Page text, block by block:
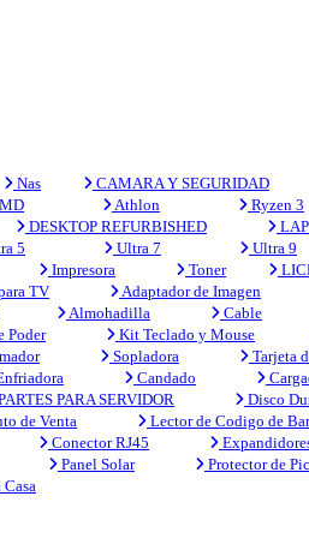
Nas CAMARA Y SEGURIDAD
Athlon Ryzen 3
DESKTOP REFURBISHED
5 Ultra 7 Ultra 9
Impresora Toner
TV Adaptador de Imagen
Almohadilla Cable
Poder Kit Teclado y Mouse
Sopladora Tarjeta
Candado
PARA SERVIDOR Disco
de Venta Lector de Codigo de
Conector RJ45
Panel Solar Protector de